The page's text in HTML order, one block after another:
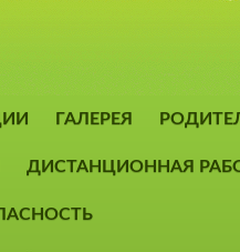
ГАЛЕРЕЯ
ДИСТАНЦИОННАЯ